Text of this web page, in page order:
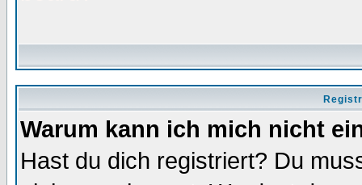
Warum kann ich mich nicht
Hast du dich registriert? Du